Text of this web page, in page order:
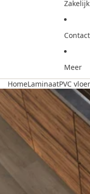
Zakelijk
Contact
Meer
HomeLaminaatPVC
Ga direct naar de